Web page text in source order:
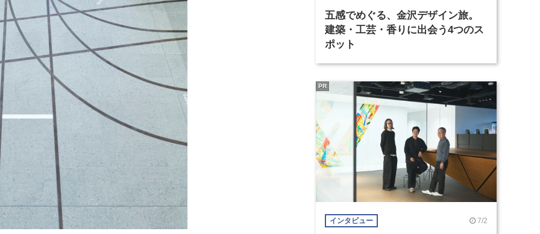
五感でめぐる、金沢デザイン旅。
建築・工芸・香りに出会う4つのス
ポット
インタビュー 7/2
PR